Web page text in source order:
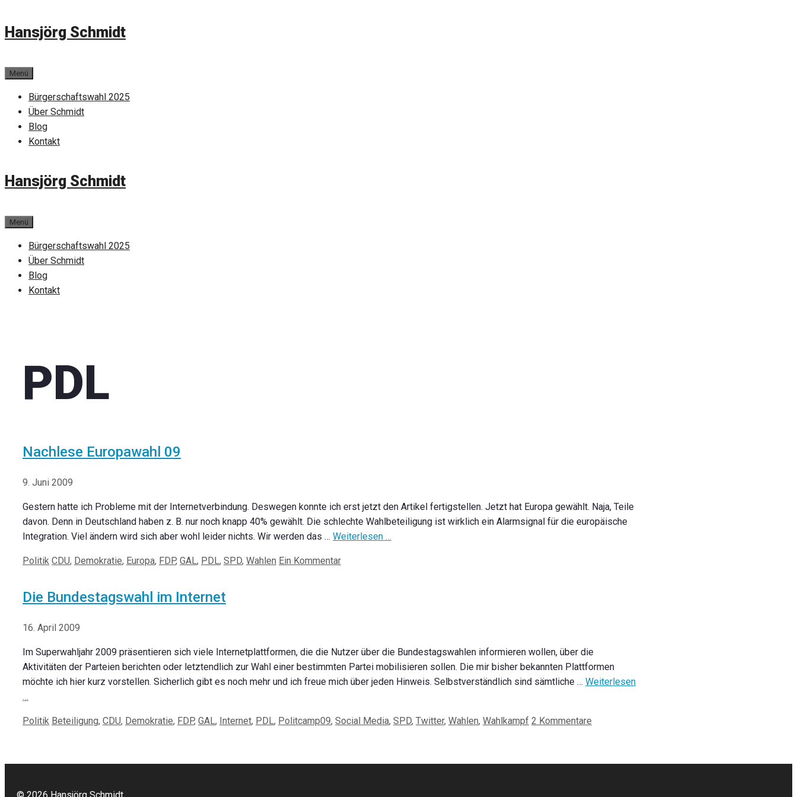
Inhalt
Hansjörg Schmidt
Menü
Bürgerschaftswahl 2025
Über Schmidt
Blog
Kontakt
Hansjörg Schmidt
Menü
Bürgerschaftswahl 2025
Über Schmidt
Blog
Kontakt
PDL
Nachlese Europawahl 09
9. Juni 2009
Gestern hatte ich Probleme mit der Internetverbindung. Deswegen konnte ich erst jetzt den Artikel fertigstellen. Jetzt hat Europa gewählt. Naja, Teile
davon. Denn in Deutschland haben z. B. nur noch knapp 40% gewählt. Die schlechte Wahlbeteiligung ist wirklich ein Alarmsignal für die europäische
Integration. Viel ändern wird sich aber wohl leider nichts. Wir werden das … Weiterlesen …
Kategorien
Politik Schlagwörter
CDU, Demokratie, Europa, FDP, GAL, PDL, SPD, Wahlen Ein Kommentar
Die Bundestagswahl im Internet
16. April 2009
Im Superwahljahr 2009 präsentieren sich viele Internetplattformen, die die Nutzer über die Bundestagswahlen informieren wollen, über die
Aktivitäten der Parteien berichten oder letztendlich zur Wahl einer bestimmten Partei mobilisieren sollen. Die mir bisher bekannten Plattformen
möchte ich hier kurz vorstellen. Sicherlich gibt es noch mehr und ich freue mich über jeden Hinweis. Selbstverständlich sind sämtliche … Weiterlesen
…
Kategorien
Politik Schlagwörter
Beteiligung, CDU, Demokratie, FDP, GAL, Internet, PDL, Politcamp09, Social Media, SPD, Twitter, Wahlen, Wahlkampf 2 Kommentare